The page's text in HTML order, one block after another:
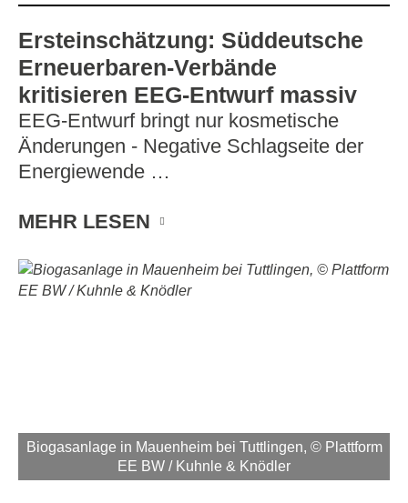
Ersteinschätzung: Süddeutsche
Erneuerbaren-Verbände
kritisieren EEG-Entwurf massiv
EEG-Entwurf bringt nur kosmetische
Änderungen - Negative Schlagseite der
Energiewende …
MEHR LESEN
Biogasanlage in Mauenheim bei Tuttlingen, © Plattform
EE BW / Kuhnle & Knödler